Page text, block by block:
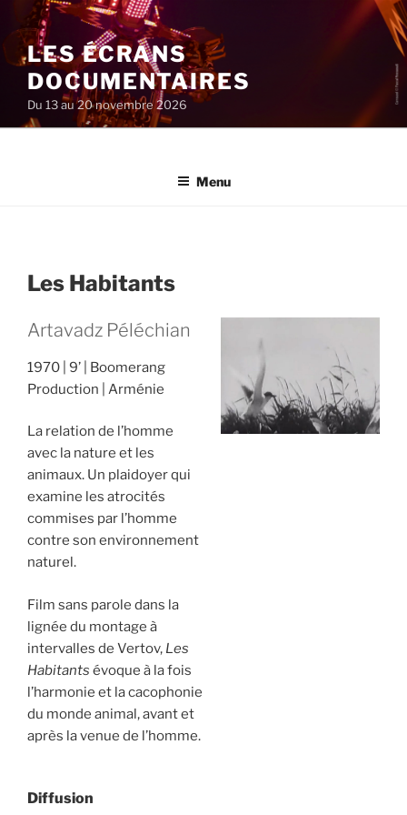
au
contenu
principal
LES ÉCRANS
DOCUMENTAIRES
Du 13 au 20 novembre 2026
Menu
Les Habitants
Artavadz Péléchian
1970 9’
Boomerang
Production
Arménie
La relation de l’homme
avec la nature et les
animaux. Un plaidoyer qui
examine les atrocités
commises par l’homme
contre son environnement
naturel.
Film sans parole dans la
lignée du montage à
intervalles de Vertov, Les
Habitants évoque à la fois
l’harmonie et la cacophonie
du monde animal, avant et
après la venue de l’homme.
Diffusion